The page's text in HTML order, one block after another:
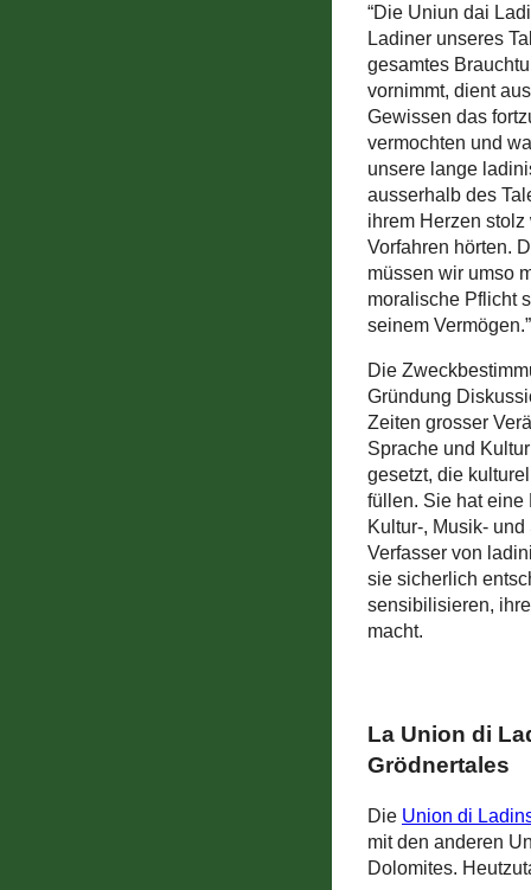
“Die Uniun dai
Ladiner unseres
gesamtes
vornimmt, dient
Gewissen das
vermochten und
unsere lange
ausserhalb des
ihrem Herzen
Vorfahren hörten.
müssen wir umso
moralische Pflicht
seinem Vermögen.”
Die
Gründung
Zeiten grosser
Sprache und
gesetzt, die
füllen. Sie hat eine
Kultur-, Musik-
Verfasser von
sie sicherlich
sensibilisieren,
macht.
La Union di
Grödnertales
Die Union di
mit den anderen
Dolomites.